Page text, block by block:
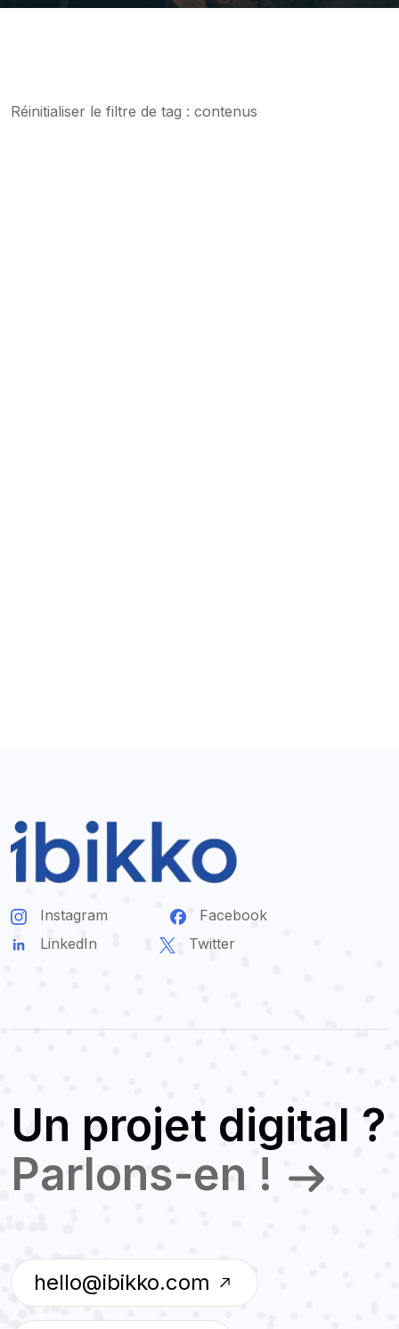
Réinitialiser le filtre de tag : contenus
Instagram
Facebook
LinkedIn
Twitter
Un projet digital ?
Parlons-en !
hello@ibikko.com